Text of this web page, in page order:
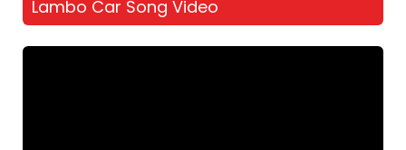
Lambo Car Song Video